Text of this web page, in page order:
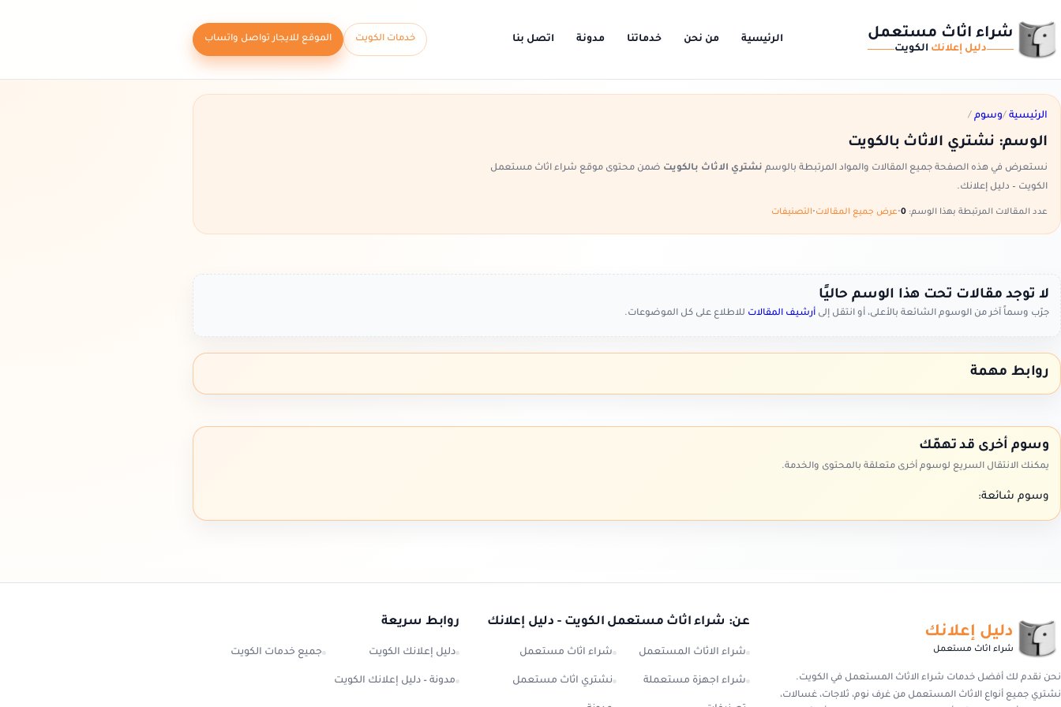
شراء اثاث مستعمل
دليل إعلانك الكويت
الرئيسية من نحن خدماتنا مدونة اتصل بنا خدمات الكويت الموقع للايجار تواصل واتساب
الرئيسية /وسوم /
الوسم: نشتري الاثاث بالكويت
نستعرض في هذه الصفحة جميع المقالات والمواد المرتبطة بالوسم نشتري الاثاث بالكويت ضمن محتوى موقع شراء اثاث مستعمل
الكويت – دليل إعلانك.
عدد المقالات المرتبطة بهذا الوسم: •عرض جميع المقالات•التصنيفات
لا توجد مقالات تحت هذا الوسم حاليًا
جرّب وسماً آخر من الوسوم الشائعة بالأعلى، أو انتقل إلى أرشيف المقالات للاطلاع على كل الموضوعات.
روابط مهمة
وسوم أخرى قد تهمّك
يمكنك الانتقال السريع لوسوم أخرى متعلقة بالمحتوى والخدمة.
وسوم شائعة:
دليل إعلانك
شراء اثاث مستعمل
نحن نقدم لك أفضل خدمات شراء الاثاث المستعمل في الكويت.
نشتري جميع أنواع الاثاث المستعمل من غرف نوم، ثلاجات، غسالات،
عن: شراء اثاث مستعمل الكويت - دليل إعلانك
شراء الاثاث المستعمل شراء اثاث مستعمل
شراء اجهزة مستعملة نشتري اثاث مستعمل
روابط سريعة
دليل إعلانك الكويت جميع خدمات الكويت
مدونة – دليل إعلانك الكويت